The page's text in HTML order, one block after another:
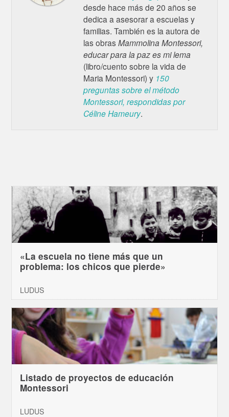
desde hace más de 20 años se
dedica a asesorar a escuelas y
familias. También es la autora de
las obrasMammolina Montessori,
educar para la paz es mi lema
(libro/cuento sobre la vida de
Maria Montessori) y 150
preguntas sobre el método
Montessori, respondidas por
Céline Hameury.
«La escuela no tiene más que un
problema: los chicos que pierde»
LUDUS
Listado de proyectos de educación
Montessori
LUDUS